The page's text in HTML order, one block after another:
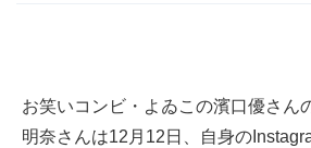
お笑いコンビ・よゐこの濱口優さん
明奈さんは12月12日、自身の